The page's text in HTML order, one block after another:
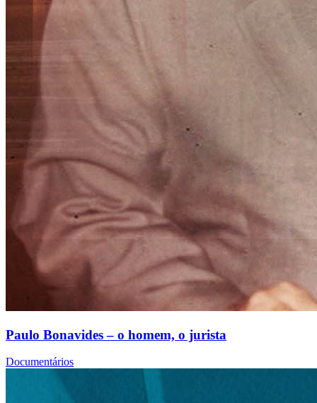
Paulo Bonavides – o homem, o jurista
Documentários